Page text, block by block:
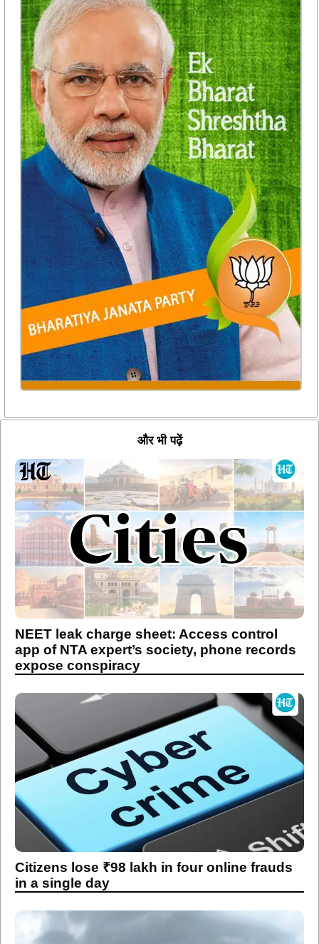
और भी पढ़ें
NEET leak charge sheet: Access control
app of NTA expert’s society, phone records
expose conspiracy
Citizens lose ₹98 lakh in four online frauds
in a single day